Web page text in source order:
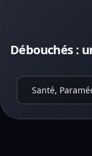
Débouchés :
Santé,